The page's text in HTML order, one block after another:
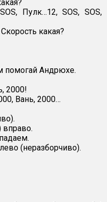
Пулк…12, SOS, SOS,
какая?
помогай Андрюхе.
2000!
Вань, 2000…
вправо.
(неразборчиво).